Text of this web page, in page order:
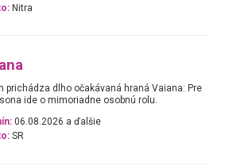
Nitra
prichádza dlho očakávaná hraná Vaiana: Pre
ide o mimoriadne osobnú rolu.
06.08.2026 a ďalšie
SR